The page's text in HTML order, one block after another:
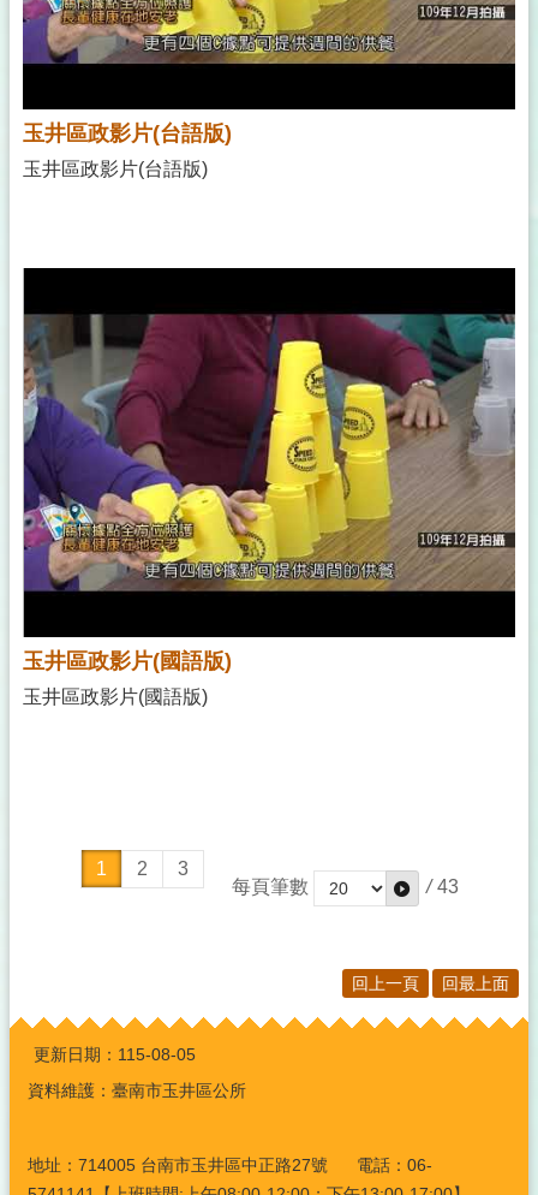
玉井區政影片(台語版)
玉井區政影片(台語版)
玉井區政影片(國語版)
玉井區政影片(國語版)
1 2
3
每頁筆數
/ 43
回上一頁 回最上面
:::
更新日期： 115-08-05
資料維護：臺南市玉井區公所
地址：714005 台南市玉井區中正路27號 電話：06-